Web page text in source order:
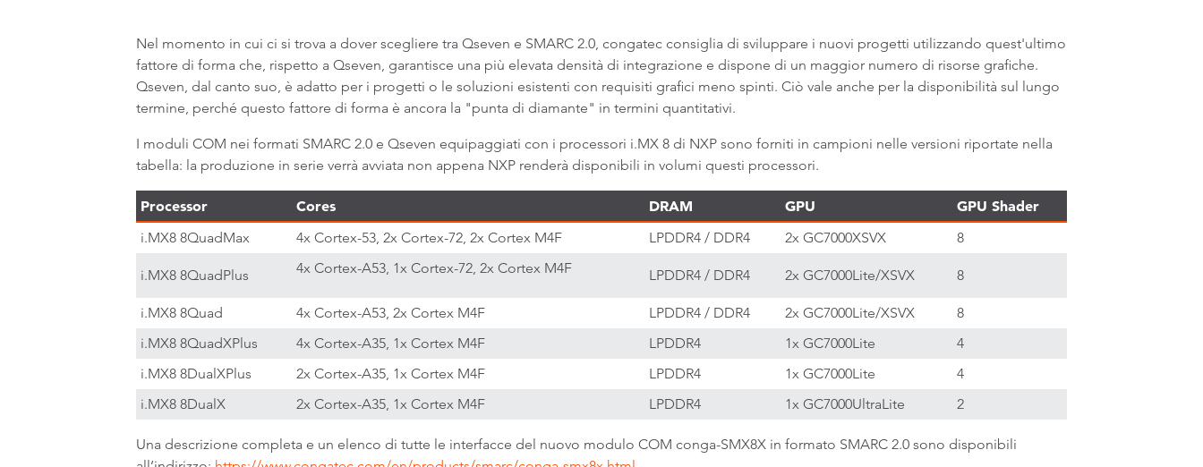
Nel momento in cui ci si trova a dover scegliere tra Qseven e SMARC 2.0, congatec consiglia di sviluppare i nuovi progetti utilizzando quest'ultimo
fattore di forma che, rispetto a Qseven, garantisce una più elevata densità di integrazione e dispone di un maggior numero di risorse grafiche.
Qseven, dal canto suo, è adatto per i progetti o le soluzioni esistenti con requisiti grafici meno spinti. Ciò vale anche per la disponibilità sul lungo
termine, perché questo fattore di forma è ancora la "punta di diamante" in termini quantitativi.
I moduli COM nei formati SMARC 2.0 e Qseven equipaggiati con i processori i.MX 8 di NXP sono forniti in campioni nelle versioni riportate nella
tabella: la produzione in serie verrà avviata non appena NXP renderà disponibili in volumi questi processori.
Processor Cores DRAM GPU GPU Shader
i.MX8 8QuadMax 4x Cortex-53, 2x Cortex-72, 2x Cortex M4F LPDDR4 / DDR4 2x GC7000XSVX 8
i.MX8 8QuadPlus 4x Cortex-A53, 1x Cortex-72, 2x Cortex M4F LPDDR4 / DDR4 2x GC7000Lite/XSVX 8
i.MX8 8Quad 4x Cortex-A53, 2x Cortex M4F LPDDR4 / DDR4 2x GC7000Lite/XSVX
8
i.MX8 8QuadXPlus
4x Cortex-A35, 1x Cortex M4F LPDDR4 1x GC7000Lite
4
i.MX8 8DualXPlus
2x Cortex-A35, 1x Cortex M4F LPDDR4 1x GC7000Lite
4
i.MX8 8DualX
2x Cortex-A35, 1x Cortex M4F LPDDR4 1x GC7000UltraLite 2
Una descrizione completa e un elenco di tutte le interfacce del nuovo modulo COM conga-SMX8X in formato SMARC 2.0 sono disponibili